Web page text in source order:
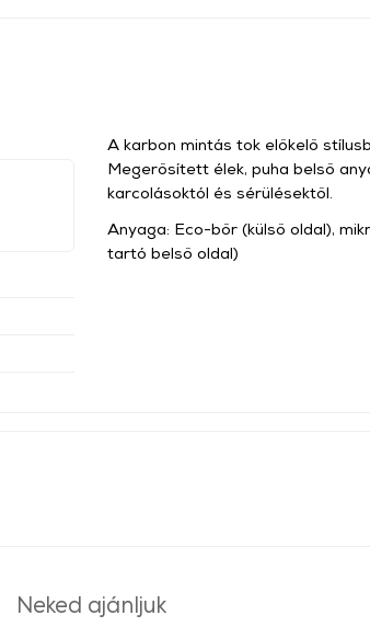
A karbon mintás tok előkelő
Megerősített élek, puha belső
karcolásoktól és sérülésektől.
Anyaga: Eco-bőr (külső oldal),
tartó belső oldal)
Neked ajánljuk